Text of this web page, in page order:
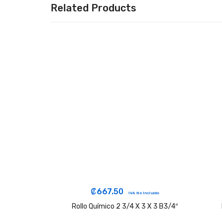
Related Products
₡667.50 IVA No Incluido
Rollo Químico 2 3/4 X 3 X 3 B3/4″